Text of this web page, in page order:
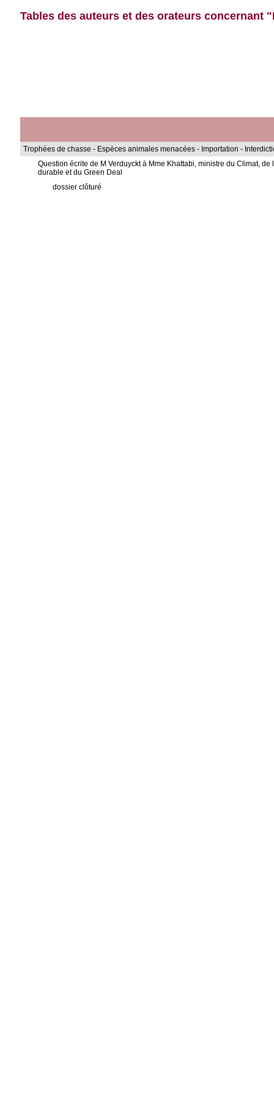
Tables des auteurs et des orateurs concernant
Trophées de chasse - Espèces animales menacées - Importation -
Question écrite de M Verduyckt à Mme Khattabi, ministre du Climat,
durable et du Green Deal
dossier clôturé